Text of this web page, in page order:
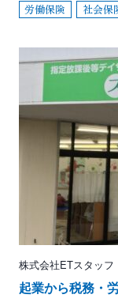
労働保険 社会保
株式会社ETスタッフ
起業から税務・